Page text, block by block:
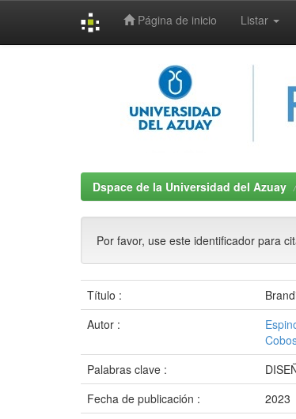
Página de inicio Listar
Dspace de la Universidad del Azuay
Por favor, use este identificador para
Título :
Autor :
Palabras clave :
Fecha de publicación :
2023